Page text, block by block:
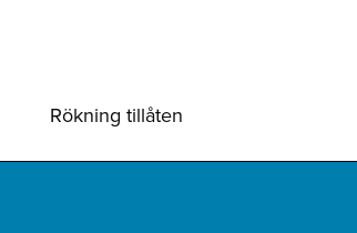
Rökning tillåten